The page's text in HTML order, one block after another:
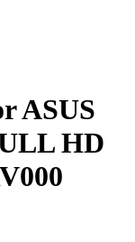
ASUS
HD